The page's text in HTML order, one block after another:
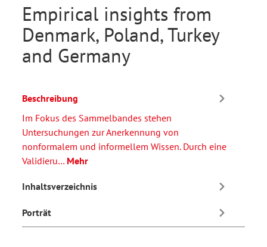
Empirical insights from
Denmark, Poland, Turkey
and Germany
Beschreibung
Im Fokus des Sammelbandes stehen
Untersuchungen zur Anerkennung von
nonformalem und informellem Wissen. Durch eine
Validieru… Mehr
Inhaltsverzeichnis
Porträt